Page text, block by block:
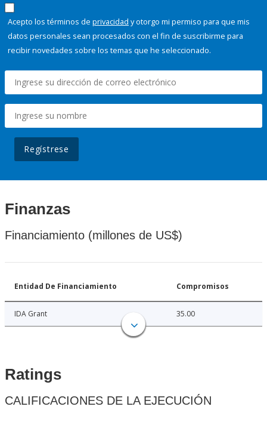
Acepto los términos de privacidad y otorgo mi permiso para que mis
datos personales sean procesados con el fin de suscribirme para
recibir novedades sobre los temas que he seleccionado.
Regístrese
Finanzas
Financiamiento (millones de US$)
Entidad De Financiamiento Compromisos
IDA Grant 35.00
Ratings
CALIFICACIONES DE LA EJECUCIÓN